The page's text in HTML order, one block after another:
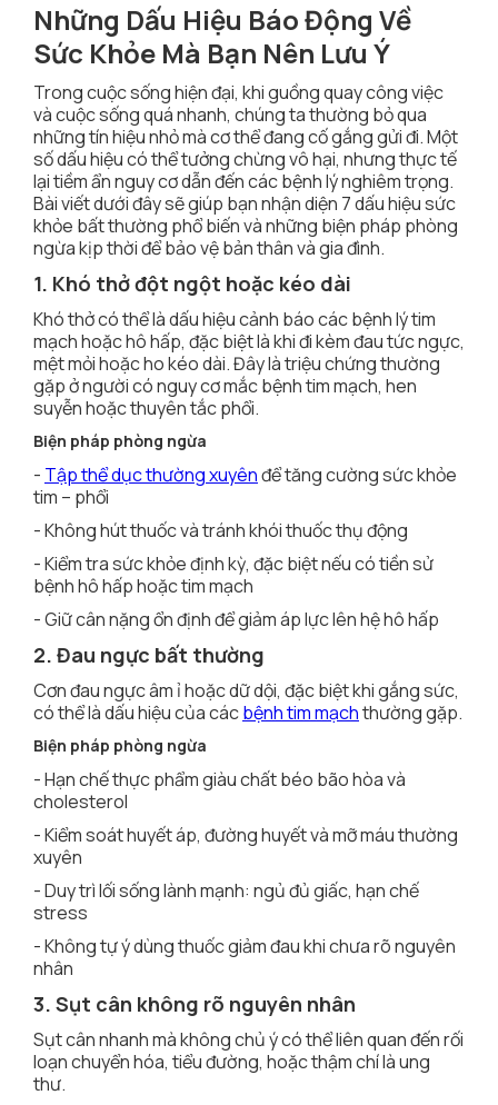
Những Dấu Hiệu Báo Động Về
Sức Khỏe Mà Bạn Nên Lưu Ý
Trong cuộc sống hiện đại, khi guồng quay công việc
và cuộc sống quá nhanh, chúng ta thường bỏ qua
những tín hiệu nhỏ mà cơ thể đang cố gắng gửi đi. Một
số dấu hiệu có thể tưởng chừng vô hại, nhưng thực tế
lại tiềm ẩn nguy cơ dẫn đến các bệnh lý nghiêm trọng.
Bài viết dưới đây sẽ giúp bạn nhận diện 7 dấu hiệu sức
khỏe bất thường phổ biến và những biện pháp phòng
ngừa kịp thời để bảo vệ bản thân và gia đình.
1. Khó thở đột ngột hoặc kéo dài
Khó thở có thể là dấu hiệu cảnh báo các bệnh lý tim
mạch hoặc hô hấp, đặc biệt là khi đi kèm đau tức ngực,
mệt mỏi hoặc ho kéo dài. Đây là triệu chứng thường
gặp ở người có nguy cơ mắc bệnh tim mạch, hen
suyễn hoặc thuyên tắc phổi.
Biện pháp phòng ngừa
- Tập thể dục thường xuyênđể tăng cường sức khỏe
tim – phổi
- Không hút thuốc và tránh khói thuốc thụ động
- Kiểm tra sức khỏe định kỳ, đặc biệt nếu có tiền sử
bệnh hô hấp hoặc tim mạch
- Giữ cân nặng ổn định để giảm áp lực lên hệ hô hấp
2. Đau ngực bất thường
Cơn đau ngực âm ỉ hoặc dữ dội, đặc biệt khi gắng sức,
có thể là dấu hiệu của cácbệnh tim mạchthường gặp.
Biện pháp phòng ngừa
- Hạn chế thực phẩm giàu chất béo bão hòa và
cholesterol
- Kiểm soát huyết áp, đường huyết và mỡ máu thường
xuyên
- Duy trì lối sống lành mạnh: ngủ đủ giấc, hạn chế
stress
- Không tự ý dùng thuốc giảm đau khi chưa rõ nguyên
nhân
3. Sụt cân không rõ nguyên nhân
Sụt cân nhanh mà không chủ ý có thể liên quan đến rối
loạn chuyển hóa, tiểu đường, hoặc thậm chí là ung
thư.